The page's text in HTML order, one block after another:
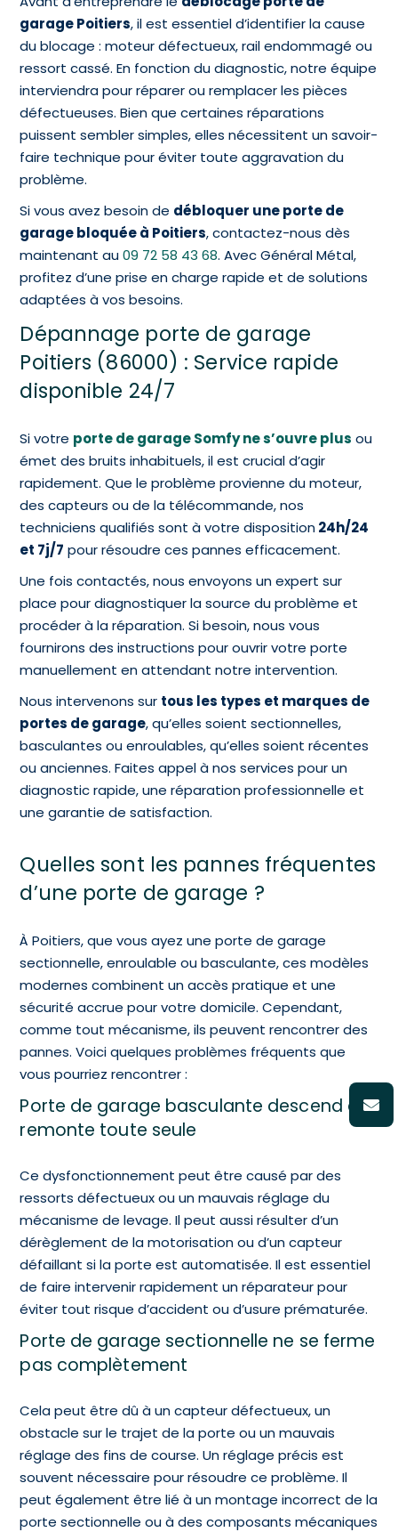
garage Poitiers, il est essentiel d’identifier la cause
du blocage : moteur défectueux, rail endommagé ou
ressort cassé. En fonction du diagnostic, notre équipe
interviendra pour réparer ou remplacer les pièces
défectueuses. Bien que certaines réparations
puissent sembler simples, elles nécessitent un savoir-
faire technique pour éviter toute aggravation du
problème.
Si vous avez besoin de débloquer une porte de
garage bloquée à Poitiers, contactez-nous dès
maintenant au09 72 58 43 68. Avec Général Métal,
profitez d’une prise en charge rapide et de solutions
adaptées à vos besoins.
Dépannage porte de garage
Poitiers (86000) : Service rapide
disponible 24/7
Si votre porte de garage Somfy ne s’ouvre plus ou
émet des bruits inhabituels, il est crucial d’agir
rapidement. Que le problème provienne du moteur,
des capteurs ou de la télécommande, nos
techniciens qualifiés sont à votre disposition24h/24
et 7j/7 pour résoudre ces pannes efficacement.
Une fois contactés, nous envoyons un expert sur
place pour diagnostiquer la source du problème et
procéder à la réparation. Si besoin, nous vous
fournirons des instructions pour ouvrir votre porte
manuellement en attendant notre intervention.
Nous intervenons sur tous les types et marques de
portes de garage, qu’elles soient sectionnelles,
basculantes ou enroulables, qu’elles soient récentes
ou anciennes. Faites appel à nos services pour un
diagnostic rapide, une réparation professionnelle et
une garantie de satisfaction.
Quelles sont les pannes fréquentes
d’une porte de garage ?
À Poitiers, que vous ayez une porte de garage
sectionnelle, enroulable ou basculante, ces modèles
modernes combinent un accès pratique et une
sécurité accrue pour votre domicile. Cependant,
comme tout mécanisme, ils peuvent rencontrer des
pannes. Voici quelques problèmes fréquents que
vous pourriez rencontrer :
Porte de garage basculante descend et
remonte toute seule
Ce dysfonctionnement peut être causé par des
ressorts défectueux ou un mauvais réglage du
mécanisme de levage. Il peut aussi résulter d’un
dérèglement de la motorisation ou d’un capteur
défaillant si la porte est automatisée. Il est essentiel
de faire intervenir rapidement un réparateur pour
éviter tout risque d’accident ou d’usure prématurée.
Porte de garage sectionnelle ne se ferme
pas complètement
Cela peut être dû à un capteur défectueux, un
obstacle sur le trajet de la porte ou un mauvais
réglage des fins de course. Un réglage précis est
souvent nécessaire pour résoudre ce problème. Il
peut également être lié à un montage incorrect de la
porte sectionnelle ou à des composants mécaniques